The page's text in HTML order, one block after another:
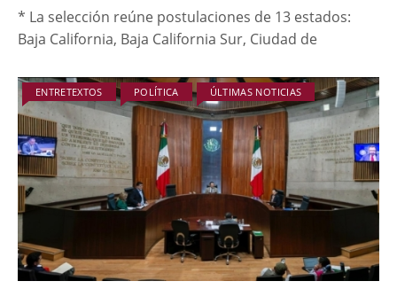
* La selección reúne postulaciones de 13 estados:
Baja California, Baja California Sur, Ciudad de
ENTRETEXTOS POLÍTICA ÚLTIMAS NOTICIAS